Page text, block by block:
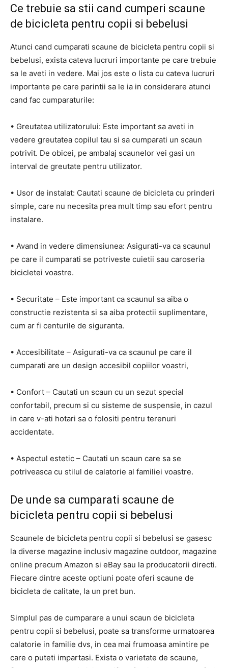
Ce trebuie sa stii cand cumperi scaune
de bicicleta pentru copii si bebelusi
Atunci cand cumparati scaune de bicicleta pentru copii si
bebelusi, exista cateva lucruri importante pe care trebuie
sa le aveti in vedere. Mai jos este o lista cu cateva lucruri
importante pe care parintii sa le ia in considerare atunci
cand fac cumparaturile:
• Greutatea utilizatorului: Este important sa aveti in
vedere greutatea copilul tau si sa cumparati un scaun
potrivit. De obicei, pe ambalaj scaunelor vei gasi un
interval de greutate pentru utilizator.
• Usor de instalat: Cautati scaune de bicicleta cu prinderi
simple, care nu necesita prea mult timp sau efort pentru
instalare.
• Avand in vedere dimensiunea: Asigurati-va ca scaunul
pe care il cumparati se potriveste cuietii sau caroseria
bicicletei voastre.
• Securitate – Este important ca scaunul sa aiba o
constructie rezistenta si sa aiba protectii suplimentare,
cum ar fi centurile de siguranta.
• Accesibilitate – Asigurati-va ca scaunul pe care il
cumparati are un design accesibil copiilor voastri,
• Confort – Cautati un scaun cu un sezut special
confortabil, precum si cu sisteme de suspensie, in cazul
in care v-ati hotari sa o folositi pentru terenuri
accidentate.
• Aspectul estetic – Cautati un scaun care sa se
potriveasca cu stilul de calatorie al familiei voastre.
De unde sa cumparati scaune de
bicicleta pentru copii si bebelusi
Scaunele de bicicleta pentru copii si bebelusi se gasesc
la diverse magazine inclusiv magazine outdoor, magazine
online precum Amazon si eBay sau la producatorii directi.
Fiecare dintre aceste optiuni poate oferi scaune de
bicicleta de calitate, la un pret bun.
Simplul pas de cumparare a unui scaun de bicicleta
pentru copii si bebelusi, poate sa transforme urmatoarea
calatorie in familie dvs, in cea mai frumoasa amintire pe
care o puteti impartasi. Exista o varietate de scaune,